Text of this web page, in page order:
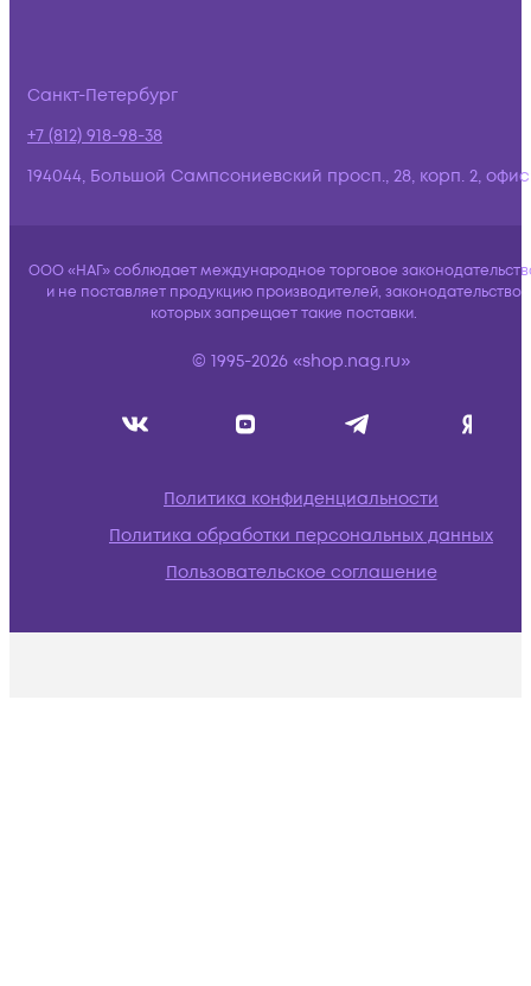
Санкт-Петербург
+7 (812) 918-98-38
194044, Большой Сампсониевский просп., 28, корп. 2,
ООО «НАГ» соблюдает международное торговое
и не поставляет продукцию производителей, законодательство
которых запрещает такие поставки.
© 1995-2026 «shop.nag.ru»
Политика конфиденциальности
Политика обработки персональных данных
Пользовательское соглашение